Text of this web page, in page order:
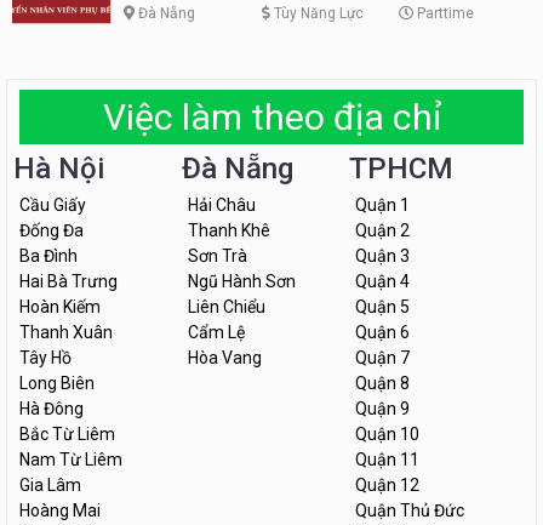
Đà Nẵng Tùy Năng Lực Parttime
Việc làm theo địa chỉ
Hà Nội
Cầu Giấy
Đống Đa
Ba Đình
Hai Bà Trưng
Hoàn Kiếm
Thanh Xuân
Tây Hồ
Long Biên
Hà Đông
Bắc Từ Liêm
Nam Từ Liêm
Gia Lâm
Hoàng Mai
Đà Nẵng
Hải Châu
Thanh Khê
Sơn Trà
Ngũ Hành Sơn
Liên Chiểu
Cẩm Lệ
Hòa Vang
TPHCM
Quận 1
Quận 2
Quận 3
Quận 4
Quận 5
Quận 6
Quận 7
Quận 8
Quận 9
Quận 10
Quận 11
Quận 12
Quận Thủ Đức